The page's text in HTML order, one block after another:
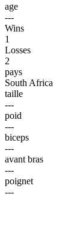
age
---
Wins
1
Losses
2
pays
South Africa
taille
---
poid
---
biceps
---
avant bras
---
poignet
---